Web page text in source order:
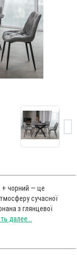
+ чорний — це
сучасної
з глянцевої
далее...